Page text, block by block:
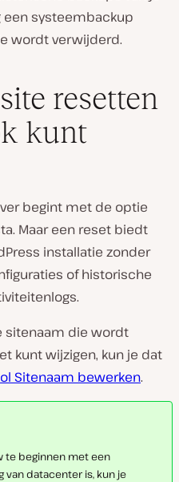
een systeembackup
wordt verwijderd.
resetten
kunt
begint met de optie
Maar een reset biedt
installatie zonder
of historische
sitenaam die wordt
kunt wijzigen, kun je dat
Sitenaam bewerken.
te beginnen met een
datacenter is, kun je